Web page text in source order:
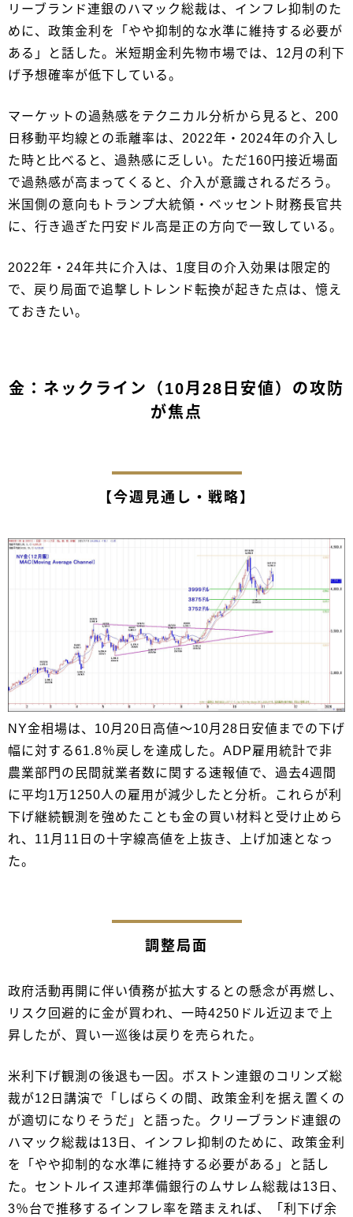
リーブランド連銀のハマック総裁は、インフレ抑制のた
めに、政策金利を「やや抑制的な水準に維持する必要が
ある」と話した。米短期金利先物市場では、12月の利下
げ予想確率が低下している。
マーケットの過熱感をテクニカル分析から見ると、200
日移動平均線との乖離率は、2022年・2024年の介入し
た時と比べると、過熱感に乏しい。ただ160円接近場面
で過熱感が高まってくると、介入が意識されるだろう。
米国側の意向もトランプ大統領・ベッセント財務長官共
に、行き過ぎた円安ドル高是正の方向で一致している。
2022年・24年共に介入は、1度目の介入効果は限定的
で、戻り局面で追撃しトレンド転換が起きた点は、憶え
ておきたい。
金：ネックライン（10月28日安値）の攻防
が焦点
【今週見通し・戦略】
NY金相場は、10月20日高値～10月28日安値までの下げ
幅に対する61.8％戻しを達成した。ADP雇用統計で非
農業部門の民間就業者数に関する速報値で、過去4週間
に平均1万1250人の雇用が減少したと分析。これらが利
下げ継続観測を強めたことも金の買い材料と受け止めら
れ、11月11日の十字線高値を上抜き、上げ加速となっ
た。
調整局面
政府活動再開に伴い債務が拡大するとの懸念が再燃し、
リスク回避的に金が買われ、一時4250ドル近辺まで上
昇したが、買い一巡後は戻りを売られた。
米利下げ観測の後退も一因。ボストン連銀のコリンズ総
裁が12日講演で「しばらくの間、政策金利を据え置くの
が適切になりそうだ」と語った。クリーブランド連銀の
ハマック総裁は13日、インフレ抑制のために、政策金利
を「やや抑制的な水準に維持する必要がある」と話し
た。セントルイス連邦準備銀行のムサレム総裁は13日、
3％台で推移するインフレ率を踏まえれば、「利下げ余